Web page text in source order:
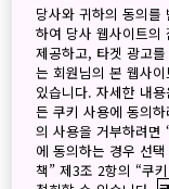
다가오는 2019년
여러분이 방문해
지금 바로 영상 확
다라티비에 소개
남겨주세요!!
[이벤트 참여방법]
당사와 귀하의 동의
하여 당사 웹사이트의
제공하고, 타겟 광고
는 회원님의 본 웹사
있습니다. 자세한 내
든 쿠키 사용에 동의
의 사용을 거부하려면
에 동의하는 경우 선
책” 제3조 2항의 “쿠